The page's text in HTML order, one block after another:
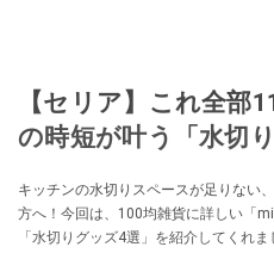
【セリア】これ全部
の時短が叶う「水切
キッチンの水切りスペースが足りない
方へ！今回は、100均雑貨に詳しい「
「水切りグッズ4選」を紹介してくれま